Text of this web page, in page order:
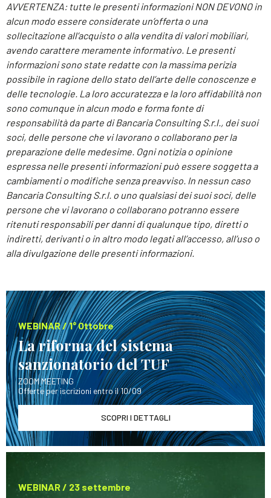
AVVERTENZA: tutte le presenti informazioni NON DEVONO in
alcun modo essere considerate un’offerta o una
sollecitazione all’acquisto o alla vendita di valori mobiliari,
avendo carattere meramente informativo. Le presenti
informazioni sono state redatte con la massima perizia
possibile in ragione dello stato dell’arte delle conoscenze e
delle tecnologie. La loro accuratezza e la loro affidabilità non
sono comunque in alcun modo e forma fonte di
responsabilità da parte di Bancaria Consulting S.r.l., dei suoi
soci, delle persone che vi lavorano o collaborano per la
preparazione delle medesime. Ogni notizia o opinione
espressa nelle presenti informazioni può essere soggetta a
cambiamenti o modifiche senza preavviso. In nessun caso
Bancaria Consulting S.r.l. o uno qualsiasi dei suoi soci, delle
persone che vi lavorano o collaborano potranno essere
ritenuti responsabili per danni di qualunque tipo, diretti o
indiretti, derivanti o in altro modo legati all’accesso, all’uso o
alla divulgazione delle presenti informazioni.
WEBINAR / 1° Ottobre
La riforma del sistema
sanzionatorio del TUF
ZOOM MEETING
Offerte per iscrizioni entro il 10/09
SCOPRI I DETTAGLI
WEBINAR / 23 settembre